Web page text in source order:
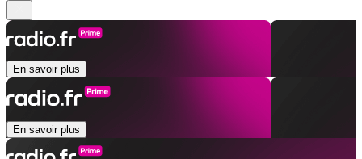
En savoir plus
En savoir plus